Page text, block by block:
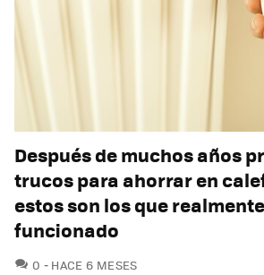
Después de muchos años
trucos para ahorrar en
estos son los que
funcionado
0 COMENTARIOS
HACE 6 MESES